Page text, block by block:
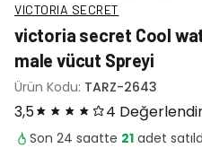
VICTORIA SECRET
victoria secret Cool
male vücut Spreyi
Ürün Kodu: TARZ-2643
3,5 4
Son 24 saatte 21 adet